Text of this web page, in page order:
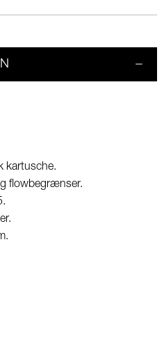
kartusche.
flowbegrænser.